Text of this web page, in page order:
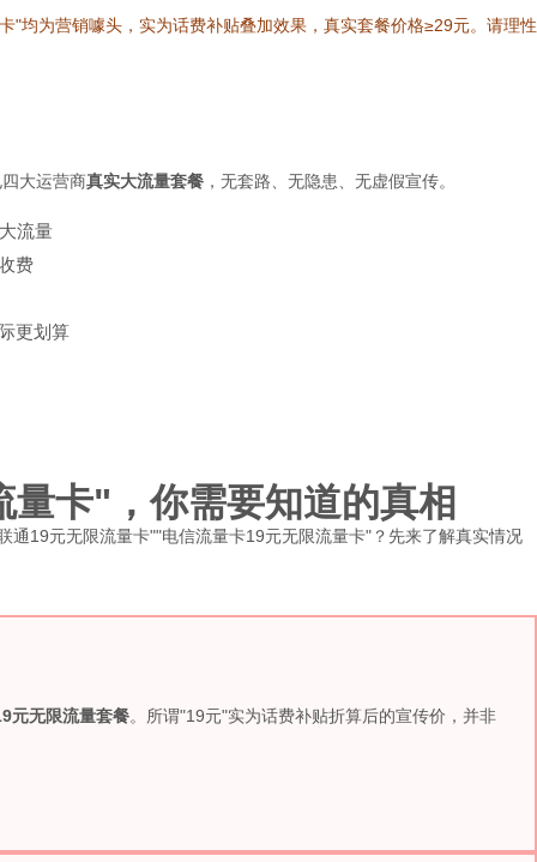
"均为营销噱头，实为话费补贴叠加效果，真实套餐价格≥29元。请理性
大运营商真实大流量套餐 ，无套路、无隐患、无虚假宣传。
流量
费
更划算
量卡"，你需要知道的真相
通19元无限流量卡""电信流量卡19元无限流量卡"？先来了解真实情况
元无限流量套餐。所谓"19元"实为话费补贴折算后的宣传价，并非